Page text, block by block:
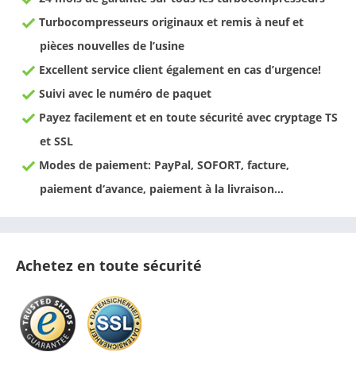
Turbocompresseurs originaux et remis à neuf et
pièces nouvelles de l’usine
Excellent service client également en cas d’urgence!
Suivi avec le numéro de paquet
Payez facilement et en toute sécurité avec cryptage TS
et SSL
Modes de paiement: PayPal, SOFORT, facture,
paiement d‘avance, paiement à la livraison…
Achetez en toute sécurité